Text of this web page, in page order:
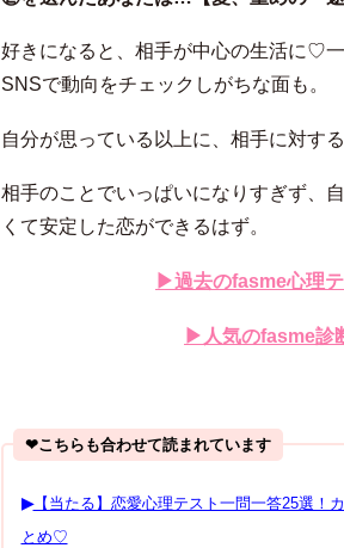
好きになると、相手が中心の生活に♡
SNSで動向をチェックしがちな面も。
自分が思っている以上に、相手に対す
相手のことでいっぱいになりすぎず、
くて安定した恋ができるはず。
▶︎過去のfasme心理
▶︎人気のfasme診
❤︎こちらも合わせて読まれています
▶︎【当たる】恋愛心理テスト一問一答25選！
とめ♡